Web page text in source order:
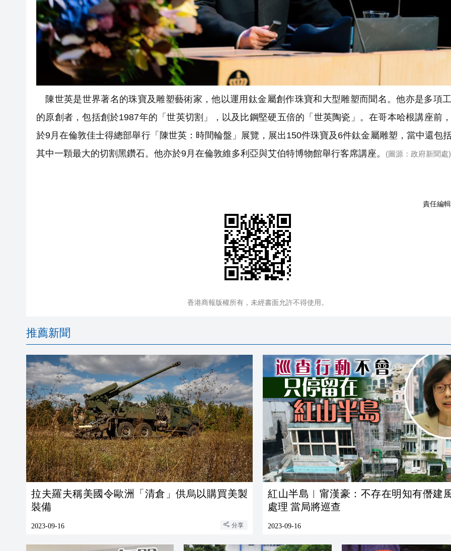
陳世英是世界著名的珠寶及雕塑藝術家，他以運用鈦金屬創作珠寶和大型雕塑而聞名。他亦是多項
的原創者，包括創於1987年的「世英切割」，以及比鋼堅硬五倍的「世英陶瓷」。在哥本哈根講座前
於9月在倫敦佳士得總部舉行「陳世英：時間輪盤」展覽，展出150件珠寶及6件鈦金屬雕塑，當中還包
其中一顆最大的切割黑鑽石。他亦於9月在倫敦維多利亞與艾伯特博物館舉行客席講座。
(圖源：政府新聞處)
責任編
香港商報版權所有，未經書面允許不得使用。
推薦新聞
拉夫羅夫稱美國令歐洲「清倉」供烏以購買美製
裝備
2023-09-16 分享
紅山半島︱甯漢豪：不存在明知有僭建
處理 當局將巡查
2023-09-16